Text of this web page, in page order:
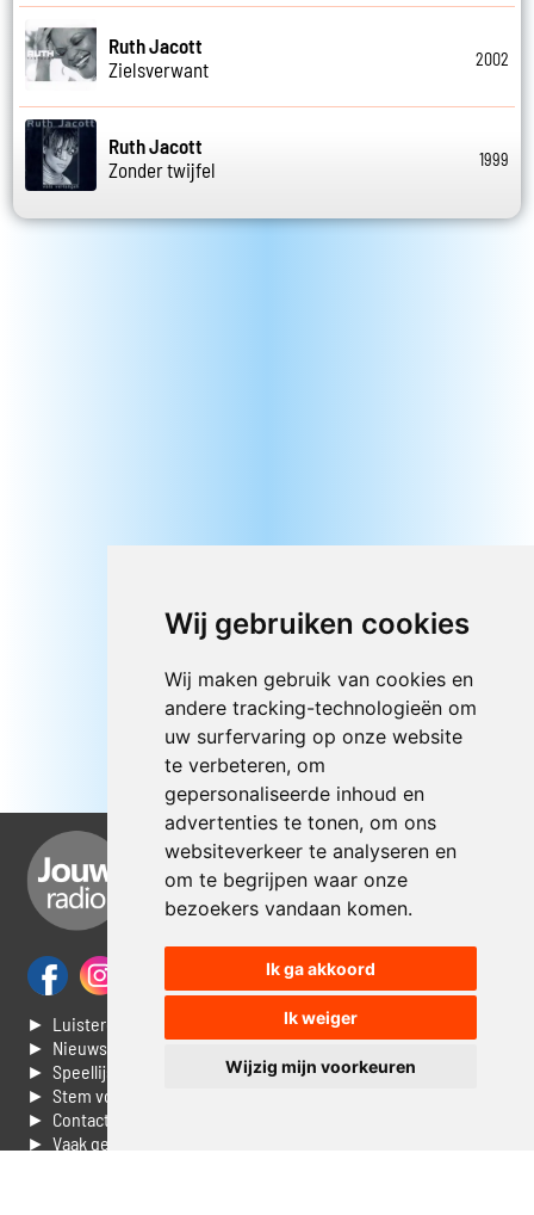
Wij gebruiken cookies
Wij maken gebruik van cookies en
andere tracking-technologieën om
uw surfervaring op onze website
te verbeteren, om
gepersonaliseerde inhoud en
advertenties te tonen, om ons
websiteverkeer te analyseren en
om te begrijpen waar onze
bezoekers vandaan komen.
Ik ga akkoord
Ik weiger
Wijzig mijn voorkeuren
Ruth Jacott
Zielsverwant
2002
Ruth Jacott
Zonder twijfel
1999
► Luisteren naar Jouwradio
► Nieuws
► Speellijst
► Stem voor de Dag top 3
► Contacteer ons
► Vaak gestelde vragen